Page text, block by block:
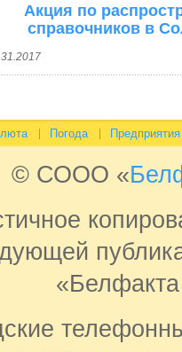
Акция по
справочников в
Погода Предприятия
© СООО «